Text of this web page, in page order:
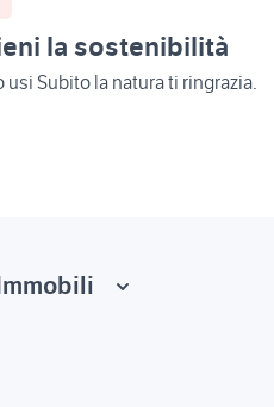
la sostenibilità
usi Subito la natura ti ringrazia.
Immobili